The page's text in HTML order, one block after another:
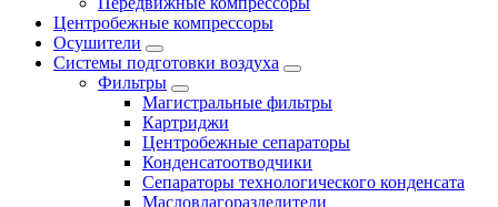
Центробежные компрессоры
Осушители
Системы подготовки воздуха
Фильтры
Магистральные фильтры
Картриджи
Центробежные сепараторы
Конденсатоотводчики
Сепараторы технологического конденсата
Масловлагоразделители